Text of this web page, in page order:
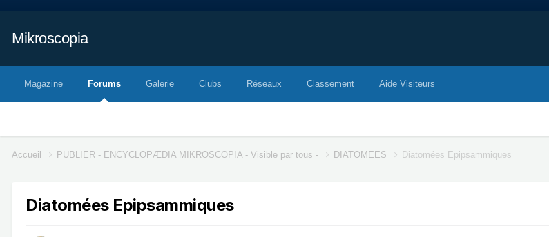
Mikroscopia
Magazine Forums Galerie Clubs Réseaux Classement Aide Visiteurs
Accueil PUBLIER - ENCYCLOPÆDIA MIKROSCOPIA - Visible par tous - DIATOMEES Diatomées Epipsammiques
Diatomées Epipsammiques